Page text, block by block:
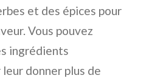
et des épices pour
Vous pouvez
ingrédients
donner plus de